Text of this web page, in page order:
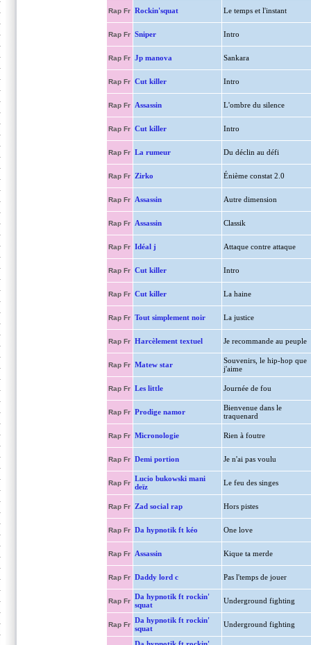
Rap Fr Rockin'squat Le temps et l'instant
Rap Fr Sniper Intro
Rap Fr Jp manova Sankara
Rap Fr Cut killer Intro
Rap Fr Assassin L'ombre du silence
Rap Fr Cut killer Intro
Rap Fr La rumeur Du déclin au défi
Rap Fr Zirko Énième constat 2.0
Rap Fr Assassin Autre dimension
Rap Fr Assassin Classik
Rap Fr Idéal j Attaque contre attaque
Rap Fr Cut killer Intro
Rap Fr Cut killer La haine
Rap Fr Tout simplement noir La justice
Rap Fr Harcèlement textuel Je recommande au peuple
Rap Fr Matew star
Souvenirs, le hip-hop que
j'aime
Rap Fr Les little Journée de fou
Rap Fr Prodige namor
Bienvenue dans le
traquenard
Rap Fr Micronologie Rien à foutre
Rap Fr Demi portion Je n'ai pas voulu
Rap Fr
Lucio bukowski mani
deïz
Le feu des singes
Rap Fr Zad social rap Hors pistes
Rap Fr Da hypnotik ft kéo One love
Rap Fr Assassin Kique ta merde
Rap Fr Daddy lord c Pas l'temps de jouer
Rap Fr
Da hypnotik ft rockin'
squat
Underground fighting
Rap Fr
Da hypnotik ft rockin'
squat
Underground fighting